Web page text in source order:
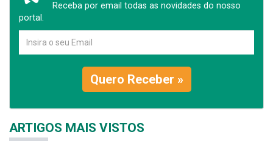
Receba por email todas as novidades do nosso
portal.
Quero Receber »
ARTIGOS MAIS VISTOS